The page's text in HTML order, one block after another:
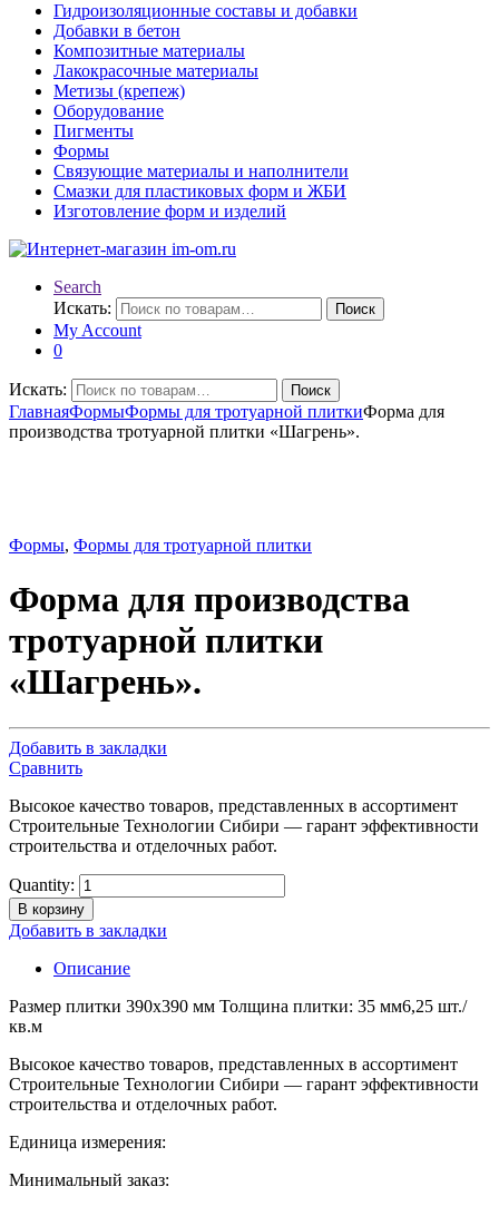
Гидроизоляционные составы и добавки
Добавки в бетон
Композитные материалы
Лакокрасочные материалы
Метизы (крепеж)
Оборудование
Пигменты
Формы
Связующие материалы и наполнители
Смазки для пластиковых форм и ЖБИ
Изготовление форм и изделий
Search
Искать:
Поиск
My Account
0
Искать: Поиск
ГлавнаяФормыФормы для тротуарной плиткиФорма для
производства тротуарной плитки «Шагрень».
Формы, Формы для тротуарной плитки
Форма для производства
тротуарной плитки
«Шагрень».
Добавить в закладки
Сравнить
Высокое качество товаров, представленных в ассортимент
Строительные Технологии Сибири — гарант эффективности
строительства и отделочных работ.
Quantity:
В корзину
Добавить в закладки
Описание
Размер плитки 390х390 мм Толщина плитки: 35 мм6,25 шт./
кв.м
Высокое качество товаров, представленных в ассортимент
Строительные Технологии Сибири — гарант эффективности
строительства и отделочных работ.
Единица измерения:
Минимальный заказ: